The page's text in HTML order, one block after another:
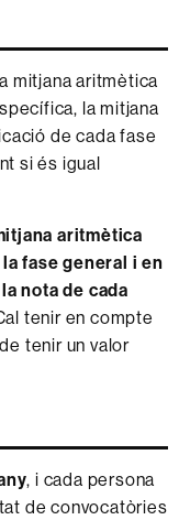
mitjana aritmètica
la mitjana
de cada fase
si és igual
aritmètica
fase general i en
la nota de cada
tenir en compte
tenir un valor
, i cada persona
de convocatòries